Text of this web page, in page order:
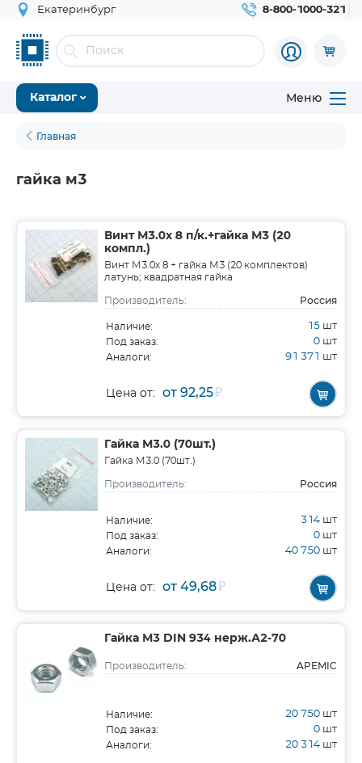
Екатеринбург 8-800-1000-321
Каталог Меню
Главная
гайка м3
Винт М3.0х 8 п/к.+гайка М3 (20
компл.)
Винт М3.0х 8 + гайка М3 (20 комплектов)
латунь; квадратная гайка
Производитель: Россия
Наличие: 15 шт
Под заказ: 0 шт
Аналоги: 91 371 шт
Цена от: от 92,25₽
Гайка М3.0 (70шт.)
Гайка М3.0 (70шт.)
Производитель: Россия
Наличие: 314 шт
Под заказ: 0 шт
Аналоги: 40 750 шт
Цена от: от 49,68₽
Гайка М3 DIN 934 нерж.А2-70
Производитель: APEMIC
Наличие: 20 750 шт
Под заказ: 0 шт
Аналоги: 20 314 шт